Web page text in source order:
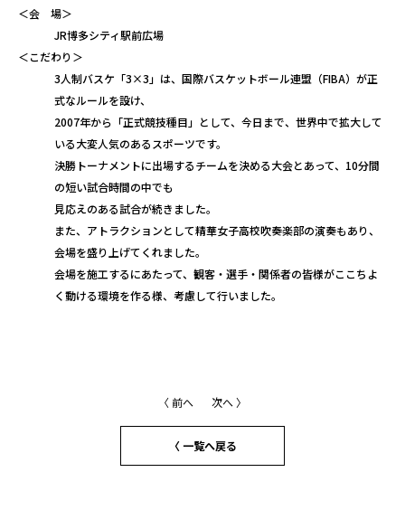
＜会 場＞
JR博多シティ駅前広場
＜こだわり＞
3人制バスケ「3×3」は、国際バスケットボール連盟（FIBA）が正
式なルールを設け、
2007年から「正式競技種目」として、今日まで、世界中で拡大して
いる大変人気のあるスポーツです。
決勝トーナメントに出場するチームを決める大会とあって、10分間
の短い試合時間の中でも
見応えのある試合が続きました。
また、アトラクションとして精華女子高校吹奏楽部の演奏もあり、
会場を盛り上げてくれました。
会場を施工するにあたって、観客・選手・関係者の皆様がここちよ
く動ける環境を作る様、考慮して行いました。
〈 前へ 次へ 〉
〈 一覧へ戻る